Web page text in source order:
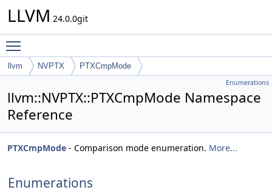
LLVM 24.0.0git
llvm NVPTX PTXCmpMode
Enumerations
llvm::NVPTX::PTXCmpMode Namespace
Reference
PTXCmpMode - Comparison mode enumeration. More...
Enumerations